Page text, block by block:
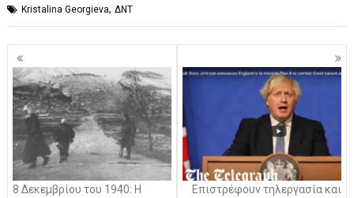
Kristalina Georgieva,ΔΝΤ
Πλοήγηση
άρθρων
8 Δεκεμβρίου του 1940: Η
Επιστρέφουν τηλεργασία και